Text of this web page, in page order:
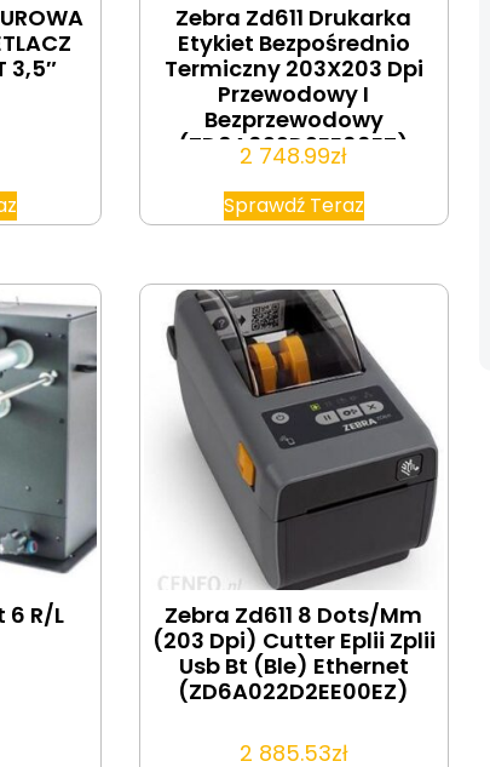
3,5″
Zebra Zd611 Drukarka
Etykiet Bezpośrednio
Termiczny 203X203 Dpi
Przewodowy I
Bezprzewodowy
(ZD6A022D2EE00EZ)
2 748.99zł
Sprawdź Teraz
R/L
Zebra Zd611 8 Dots/Mm
(203 Dpi) Cutter Eplii Zplii
Usb Bt (Ble) Ethernet
(ZD6A022D2EE00EZ)
2 885.53zł